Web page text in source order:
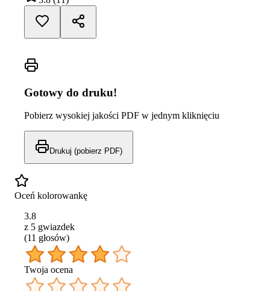
Gotowy do druku!
Pobierz wysokiej jakości PDF w jednym kliknięciu
Drukuj (pobierz PDF)
Oceń kolorowankę
3.8
z 5 gwiazdek
(11 głosów)
Twoja ocena